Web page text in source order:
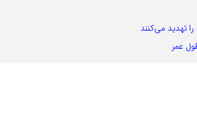
تهدید می‌کنند
عمر